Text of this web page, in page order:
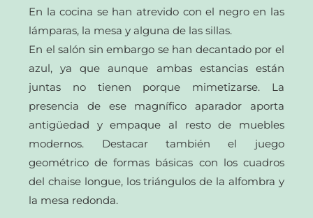
En la cocina se han atrevido con el negro en las
lámparas, la mesa y alguna de las sillas.
En el salón sin embargo se han decantado por el
azul, ya que aunque ambas estancias están
juntas no tienen porque mimetizarse. La
presencia de ese magnífico aparador aporta
antigüedad y empaque al resto de muebles
modernos. Destacar también el juego
geométrico de formas básicas con los cuadros
del chaise longue, los triángulos de la alfombra y
la mesa redonda.